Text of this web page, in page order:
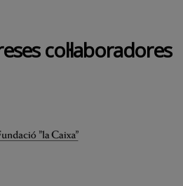
col·laboradores